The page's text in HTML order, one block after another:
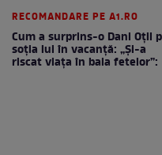
RECOMANDARE PE A1.RO
Cum a surprins-o Dani Oțil
soția lui în vacanță: „Și-a
riscat viața în baia fetelor”: